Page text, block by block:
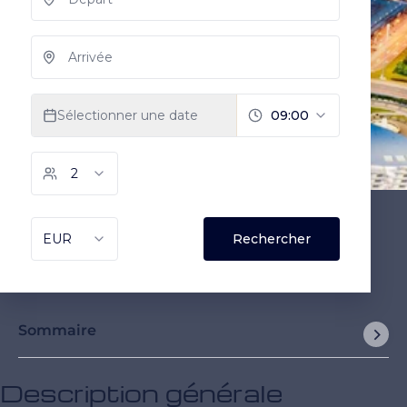
Sommaire
Description générale